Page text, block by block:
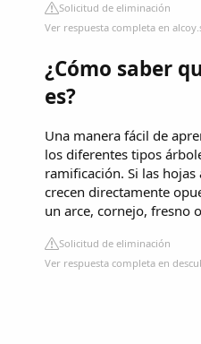
Solicitud de eliminación
Ver respuesta completa en
¿Cómo saber
es?
Una manera fácil de
los diferentes tipos
ramificación. Si las
crecen directamente
un arce, cornejo, fresno
Solicitud de eliminación
Ver respuesta completa en